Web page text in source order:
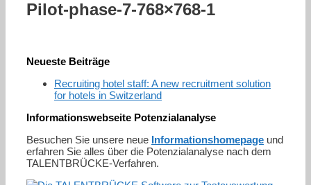
Pilot-phase-7-768×768-1
Neueste Beiträge
Recruiting hotel staff: A new recruitment solution
for hotels in Switzerland
Informationswebseite Potenzialanalyse
Besuchen Sie unsere neue Informationshomepage und
erfahren Sie alles über die Potenzialanalyse nach dem
TALENTBRÜCKE-Verfahren.